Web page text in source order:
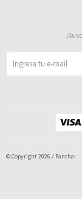
© Copyright 2026 / Panthai